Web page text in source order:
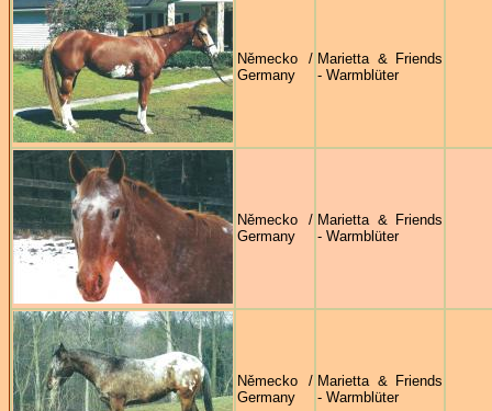
Německo /
Germany
Marietta & Friends
- Warmblüter
Německo /
Germany
Marietta & Friends
- Warmblüter
Německo /
Germany
Marietta & Friends
- Warmblüter